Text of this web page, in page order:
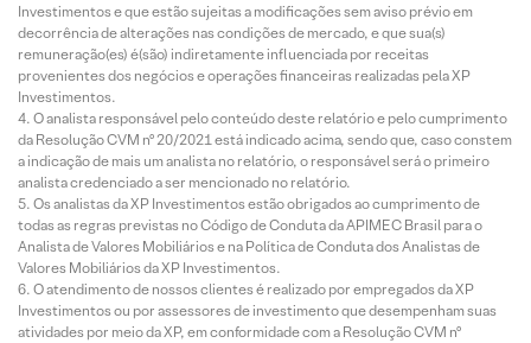
Investimentos e que estão sujeitas a modificações sem aviso prévio em
decorrência de alterações nas condições de mercado, e que sua(s)
remuneração(es) é(são) indiretamente influenciada por receitas
provenientes dos negócios e operações financeiras realizadas pela XP
Investimentos.
O analista responsável pelo conteúdo deste relatório e pelo cumprimento
da Resolução CVM nº 20/2021 está indicado acima, sendo que, caso constem
a indicação de mais um analista no relatório, o responsável será o primeiro
analista credenciado a ser mencionado no relatório.
Os analistas da XP Investimentos estão obrigados ao cumprimento de
todas as regras previstas no Código de Conduta da APIMEC Brasil para o
Analista de Valores Mobiliários e na Política de Conduta dos Analistas de
Valores Mobiliários da XP Investimentos.
O atendimento de nossos clientes é realizado por empregados da XP
Investimentos ou por assessores de investimento que desempenham suas
atividades por meio da XP, em conformidade com a Resolução CVM nº